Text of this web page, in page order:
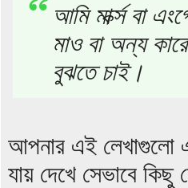
আমি মার্ক্স বা
মাও বা অন্য
বুঝতে চাই।
আপনার এই লেখাগুলো
যায় দেখে সেভাবে কিছু